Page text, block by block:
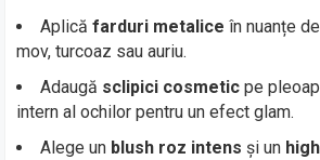
Aplicăfarduri metalice în nuanțe
mov, turcoaz sau auriu.
Adaugă sclipici cosmetic pe
intern al ochilor pentru un efect glam.
Alege un blush roz intens și un